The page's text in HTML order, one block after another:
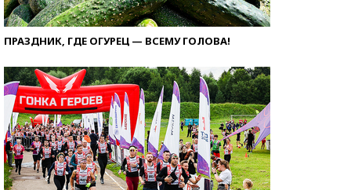
ПРАЗДНИК, ГДЕ ОГУРЕЦ — ВСЕМУ ГОЛОВА!